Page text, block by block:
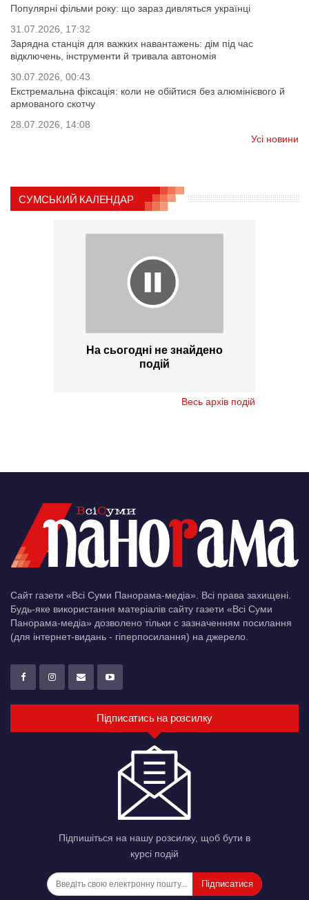
Популярні фільми року: що зараз дивляться українці
31.07.2026, 17:32
Зарядна станція для важких навантажень: дім під час
відключень, інструменти й тривала автономія
30.07.2026, 00:43
Екстремальна фіксація: коли не обійтися без алюмінієвого й
армованого скотчу
28.07.2026, 14:08
Усі новини
СУМСЬКИЙ КАЛЕНДАР
На сьогодні не знайдено
подій
Весь архів подій
Сайт газети «Всі Суми Панорама-медіа». Всі права захищені.
Будь-яке використання матеріалів сайту газети «Всі Суми
Панорама-медіа» дозволено тільки c зазначенням посилання
(для інтернет-видань - гіперпосилання) на джерело.
Підписатись на розсилку
Підпишіться на нашу розсилку, щоб бути в
курсі подій
Підписатися